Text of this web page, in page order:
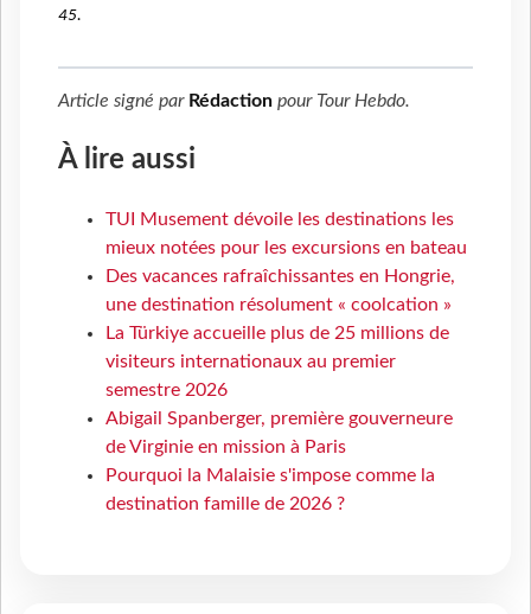
45.
Article signé par Rédaction pour Tour Hebdo.
À lire aussi
TUI Musement dévoile les destinations les
mieux notées pour les excursions en bateau
Des vacances rafraîchissantes en Hongrie,
une destination résolument « coolcation »
La Türkiye accueille plus de 25 millions de
visiteurs internationaux au premier
semestre 2026
Abigail Spanberger, première gouverneure
de Virginie en mission à Paris
Pourquoi la Malaisie s'impose comme la
destination famille de 2026 ?